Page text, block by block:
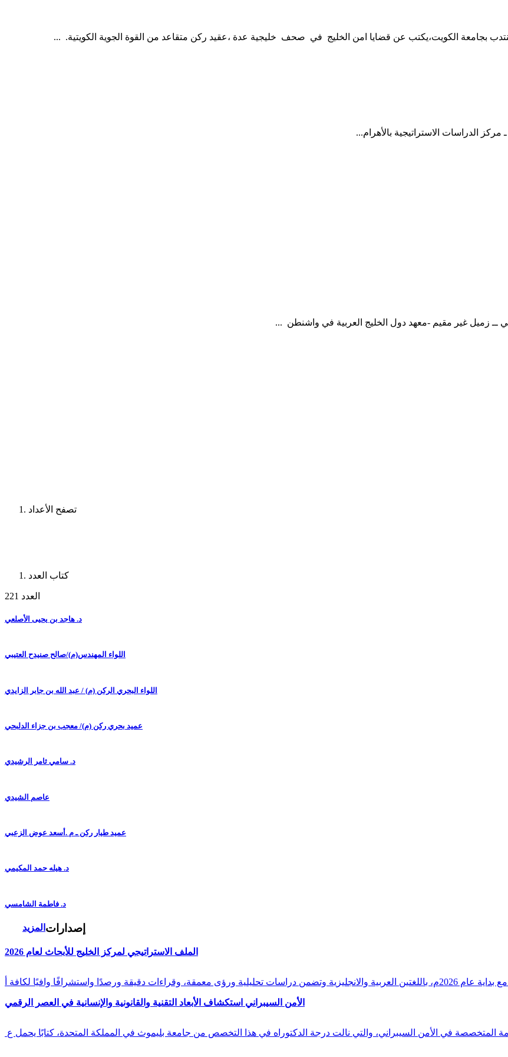
بجامعة الكويت،يكتب عن قضايا امن الخليج في صحف خليجية عدة ،عقيد ركن متقاعد من القوة الجوية الكويتية. ...
الدراسات الاستراتيجية بالأهرام...
ــ زميل غير مقيم -معهد دول الخليج العربية في واشنطن ...
تصفح الأعداد
كتاب العدد
العدد 221
د. هاجد بن يحيى الأصلعي
اللواء المهندس(م)/صالح صنيدح العتيبي
اللواء البحري الركن (م) / عبد الله بن جابر الزايدي
عميد بحري ركن (م)/ معجب بن جزاء الدلبحي
د. سامي ثامر الرشيدي
عاصم الشيدي
عميد طيار ركن ـ م .أسعد عوض الزعبي
د. هيله حمد المكيمي
د. فاطمة الشامسي
المزيد إصدارات
الملف الاستراتيجي لمركز الخليج للأبحاث لعام 2026
ورصدًا واستشرافًا وافيًا لكافة أ
الأمن السيبراني استكشاف الأبعاد التقنية والقانونية والإنسانية في العصر الرقمي
المتخصصة في الأمن السيبراني، والتي نالت درجة الدكتوراه في هذا التخصص من جامعة بليموث في المملكة المتحدة، كتابًا يحمل ع